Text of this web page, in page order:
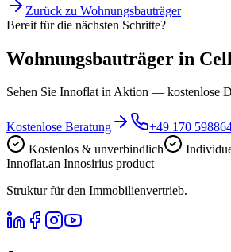
Zurück zu Wohnungsbauträger
Bereit für die nächsten Schritte?
Wohnungsbauträger in
Sehen Sie Innoflat in Aktion — kostenlose
Kostenlose Beratung
+49 170
Kostenlos & unverbindlich
Innoflat.an Innosirius product
Struktur für den Immobilienvertrieb.